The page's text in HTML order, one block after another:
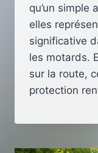
qu’un simple
elles
significative
les motards.
sur la route,
protection